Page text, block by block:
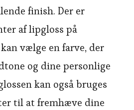
finish. Der er
af lipgloss på
vælge en farve, der
og dine personlige
kan også bruges
til at fremhæve dine